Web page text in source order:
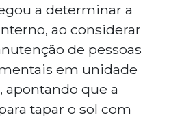
a determinar a
ao considerar
de pessoas
em unidade
que a
tapar o sol com